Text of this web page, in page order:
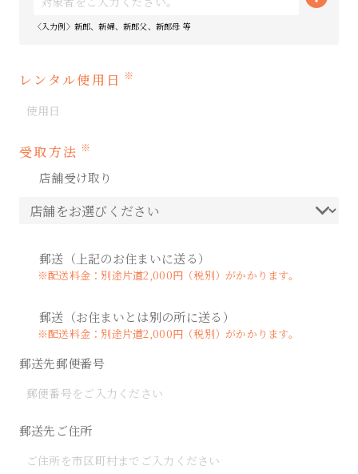
〈入力例〉新郎、新婦、新郎父、新郎母 等
レンタル使用日 ※
受取方法 ※
店舗受け取り
郵送（上記のお住まいに送る）
※配送料金：別途片道2,000円（税別）がかかります。
郵送（お住まいとは別の所に送る）
※配送料金：別途片道2,000円（税別）がかかります。
郵送先郵便番号
郵送先ご住所